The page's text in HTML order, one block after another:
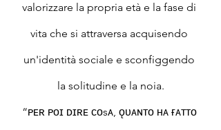
valorizzare la propria età e la fase di
vita che si attraversa acquisendo
un'identità sociale e sconfiggendo
la solitudine e la noia.
“ᴘᴇʀ ᴘᴏɪ ᴅɪʀᴇ ᴄᴏsᴀ, ǫᴜᴀɴᴛᴏ ʜᴀ ғᴀᴛᴛᴏ